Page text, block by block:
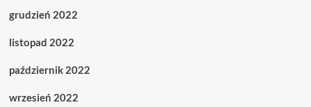
grudzień 2022
listopad 2022
październik 2022
wrzesień 2022